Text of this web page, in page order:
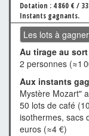
Dotation : 4 860 € /
Instants gagnants.
Les lots à gagner
Au tirage au
2 personnes (≈1
Aux instants
Mystère Mozart"
50 lots de café
isothermes, sacs
euros (≈4 €)